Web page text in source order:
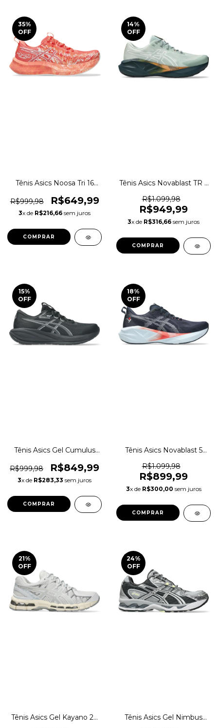
35%
OFF
Tênis Asics Noosa Tri 16
1magnus
R$999,98 R$649,99
3x de R$216,66 sem juros
COMPRAR
14%
OFF
Tênis Asics Novablast TR 5
R$1.099,98
R$949,99
3x de R$316,66 sem juros
COMPRAR
15%
OFF
Tênis Asics Gel Cumulus
Original 1magnus
R$999,98 R$849,99
3x de R$283,33 sem juros
COMPRAR
18%
OFF
Tênis Asics Novablast 5
Original 1magnus
R$1.099,98
R$899,99
3x de R$300,00 sem juros
COMPRAR
21%
OFF
Tênis Asics Gel Kayano 20
24%
OFF
Tênis Asics Gel Nimbus